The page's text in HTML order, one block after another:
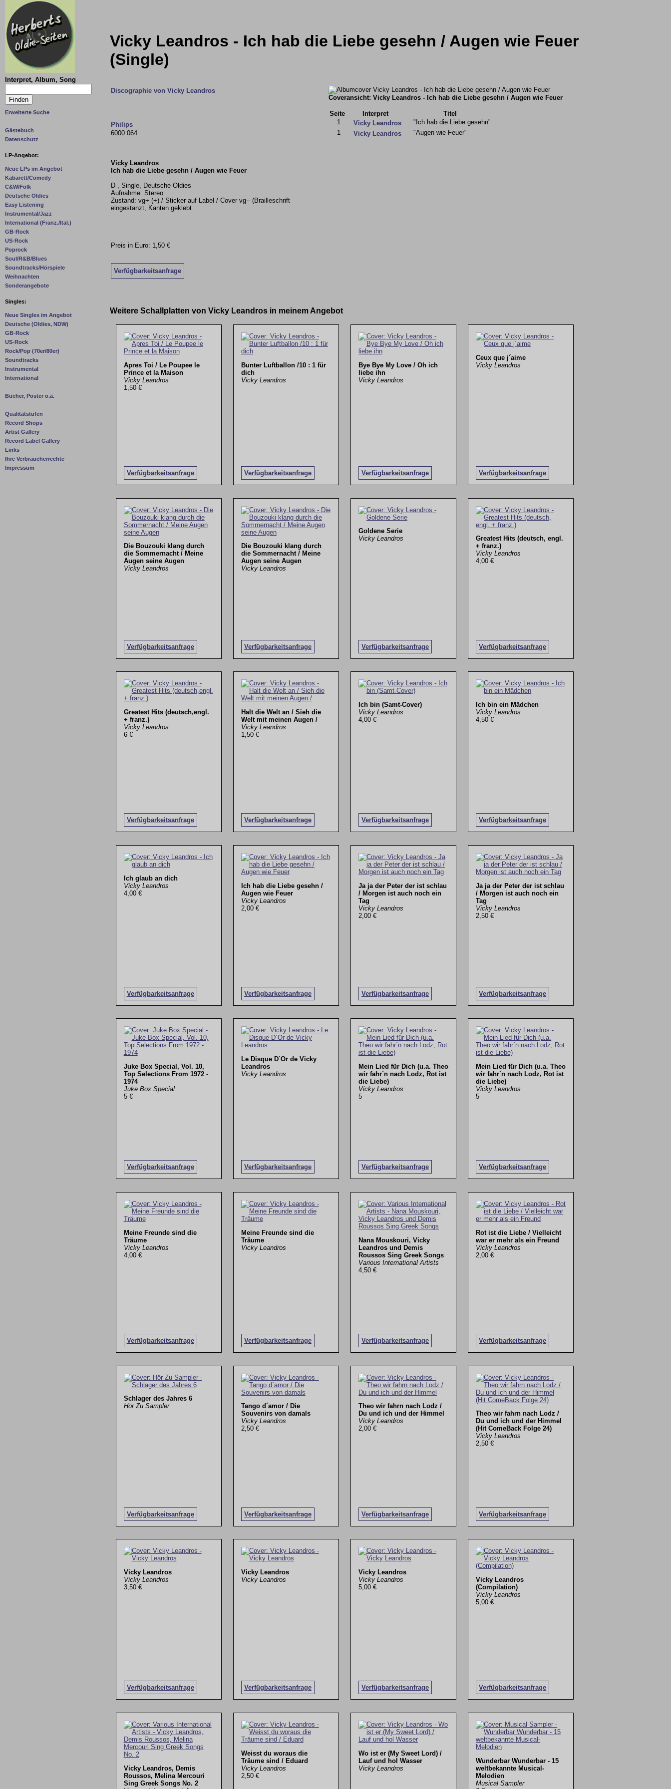
Interpret, Album, Song
Erweiterte Suche
Gästebuch
Datenschutz
LP-Angebot:
Neue LPs im Angebot
Kabarett/Comedy
C&W/Folk
Deutsche Oldies
Easy Listening
Instrumental/Jazz
International (Franz./Ital.)
GB-Rock
US-Rock
Poprock
Soul/R&B/Blues
Soundtracks/Hörspiele
Weihnachten
Sonderangebote
Singles:
Neue Singles im Angebot
Deutsche (Oldies, NDW)
GB-Rock
US-Rock
Rock/Pop (70er/80er)
Soundtracks
Instrumental
International
Bücher, Poster o.ä.
Qualitätstufen
Record Shops
Artist Gallery
Record Label Gallery
Links
Ihre Verbraucherrechte
Impressum
Vicky Leandros - Ich hab die Liebe gesehn / Augen wie Feuer
(Single)
Discographie von Vicky Leandros
Philips
6000 064
Vicky Leandros
Ich hab die Liebe gesehn / Augen wie Feuer
D , Single, Deutsche Oldies
Aufnahme: Stereo
Zustand: vg+ (+) / Sticker auf Label / Cover vg-- (Brailleschrift
eingestanzt, Kanten geklebt
Preis in Euro: 1,50 €
Verfügbarkeitsanfrage
Coveransicht: Vicky Leandros - Ich hab die Liebe gesehn / Augen wie Feuer
Seite Interpret
Titel
1
Vicky Leandros
"Ich hab die Liebe gesehn"
1
Vicky Leandros "Augen wie Feuer"
Weitere Schallplatten von Vicky Leandros in meinem Angebot
Apres Toi / Le Poupee le
Prince et la Maison
Vicky Leandros
1,50 €
Verfügbarkeitsanfrage
Bunter Luftballon /10 : 1 für
dich
Vicky Leandros
Verfügbarkeitsanfrage
Bye Bye My Love / Oh ich
liebe ihn
Vicky Leandros
Verfügbarkeitsanfrage
Ceux que j´aime
Vicky Leandros
Verfügbarkeitsanfrage
Die Bouzouki klang durch
die Sommernacht / Meine
Augen seine Augen
Vicky Leandros
Verfügbarkeitsanfrage
Die Bouzouki klang durch
die Sommernacht / Meine
Augen seine Augen
Vicky Leandros
Verfügbarkeitsanfrage
Goldene Serie
Vicky Leandros
Verfügbarkeitsanfrage
Greatest Hits (deutsch, engl.
+ franz.)
Vicky Leandros
4,00 €
Verfügbarkeitsanfrage
Greatest Hits (deutsch,engl.
+ franz.)
Vicky Leandros
6 €
Verfügbarkeitsanfrage
Halt die Welt an / Sieh die
Welt mit meinen Augen /
Vicky Leandros
1,50 €
Verfügbarkeitsanfrage
Ich bin (Samt-Cover)
Vicky Leandros
4,00 €
Verfügbarkeitsanfrage
Ich bin ein Mädchen
Vicky Leandros
4,50 €
Verfügbarkeitsanfrage
Ich glaub an dich
Vicky Leandros
4,00 €
Verfügbarkeitsanfrage
Ich hab die Liebe gesehn /
Augen wie Feuer
Vicky Leandros
2,00 €
Verfügbarkeitsanfrage
Ja ja der Peter der ist schlau
/ Morgen ist auch noch ein
Tag
Vicky Leandros
2,00 €
Verfügbarkeitsanfrage
Ja ja der Peter der ist schlau
/ Morgen ist auch noch ein
Tag
Vicky Leandros
2,50 €
Verfügbarkeitsanfrage
Juke Box Special, Vol. 10,
Top Selections From 1972 -
1974
Juke Box Special
5 €
Verfügbarkeitsanfrage
Le Disque D´Or de Vicky
Leandros
Vicky Leandros
Verfügbarkeitsanfrage
Mein Lied für Dich (u.a. Theo
wir fahr´n nach Lodz, Rot ist
die Liebe)
Vicky Leandros
5
Verfügbarkeitsanfrage
Mein Lied für Dich (u.a. Theo
wir fahr´n nach Lodz, Rot ist
die Liebe)
Vicky Leandros
5
Verfügbarkeitsanfrage
Meine Freunde sind die
Träume
Vicky Leandros
4,00 €
Verfügbarkeitsanfrage
Meine Freunde sind die
Träume
Vicky Leandros
Verfügbarkeitsanfrage
Nana Mouskouri, Vicky
Leandros und Demis
Roussos Sing Greek Songs
Various International Artists
4,50 €
Verfügbarkeitsanfrage
Rot ist die Liebe / Vielleicht
war er mehr als ein Freund
Vicky Leandros
2,00 €
Verfügbarkeitsanfrage
Schlager des Jahres 6
Hör Zu Sampler
Verfügbarkeitsanfrage
Tango d´amor / Die
Souvenirs von damals
Vicky Leandros
2,50 €
Verfügbarkeitsanfrage
Theo wir fahrn nach Lodz /
Du und ich und der Himmel
Vicky Leandros
2,00 €
Verfügbarkeitsanfrage
Theo wir fahrn nach Lodz /
Du und ich und der Himmel
(Hit ComeBack Folge 24)
Vicky Leandros
2,50 €
Verfügbarkeitsanfrage
Vicky Leandros
Vicky Leandros
3,50 €
Verfügbarkeitsanfrage
Vicky Leandros
Vicky Leandros
Verfügbarkeitsanfrage
Vicky Leandros
Vicky Leandros
5,00 €
Verfügbarkeitsanfrage
Vicky Leandros
(Compilation)
Vicky Leandros
5,00 €
Verfügbarkeitsanfrage
Vicky Leandros, Demis
Roussos, Melina Mercouri
Sing Greek Songs No. 2
Weisst du woraus die
Träume sind / Eduard
Vicky Leandros
2,50 €
Wo ist er (My Sweet Lord) /
Lauf und hol Wasser
Vicky Leandros
Wunderbar Wunderbar - 15
weltbekannte Musical-
Melodien
Musical Sampler